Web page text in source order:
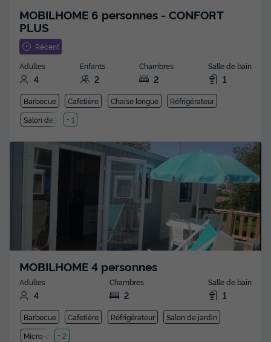
MOBILHOME 6 personnes - CONFORT
PLUS
Récent
Adultes
4
Enfants
2
Chambres
2
Salle de bain
1
Barbecue Cafetière Chaise longue
Réfrigérateur
Salon de jardin
+ 1
MOBILHOME 4 personnes
Adultes
4
Chambres
2
Salle de bain
1
Barbecue Cafetière Réfrigérateur
Salon de jardin
Micro-ondes
+ 2